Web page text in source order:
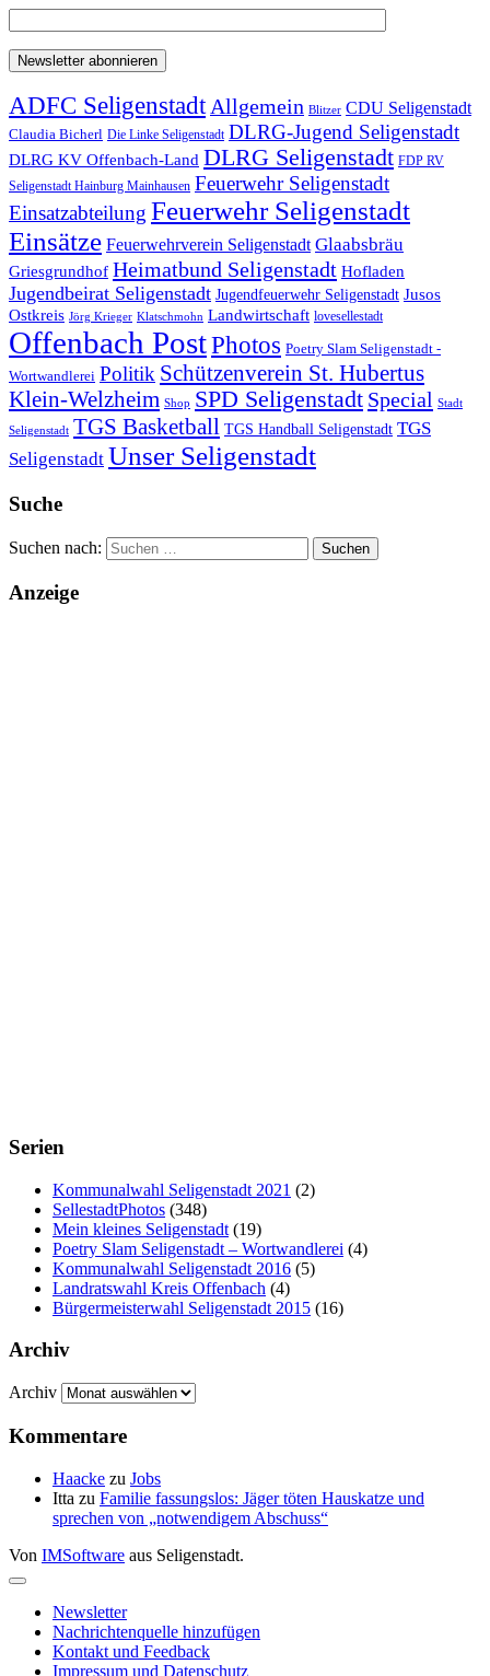
ADFC SeligenstadtAllgemein Blitzer CDU Seligenstadt
Claudia Bicherl Die Linke Seligenstadt DLRG-Jugend Seligenstadt
DLRG KV Offenbach-Land DLRG Seligenstadt FDP RV
Seligenstadt Hainburg Mainhausen Feuerwehr Seligenstadt
Einsatzabteilung Feuerwehr Seligenstadt
Einsätze Feuerwehrverein Seligenstadt Glaabsbräu
Griesgrundhof Heimatbund Seligenstadt Hofladen
Jugendbeirat Seligenstadt Jugendfeuerwehr Seligenstadt Jusos
Ostkreis Jörg Krieger Klatschmohn Landwirtschaft lovesellestadt
Offenbach PostPhotos Poetry Slam Seligenstadt -
Wortwandlerei Politik Schützenverein St. Hubertus
Klein-Welzheim Shop SPD Seligenstadt Special Stadt
Seligenstadt TGS Basketball TGS Handball Seligenstadt TGS
Seligenstadt Unser Seligenstadt
Suche
Suchen nach:
Anzeige
Serien
Kommunalwahl Seligenstadt 2021 (2)
SellestadtPhotos (348)
Mein kleines Seligenstadt (19)
Poetry Slam Seligenstadt – Wortwandlerei (4)
Kommunalwahl Seligenstadt 2016 (5)
Landratswahl Kreis Offenbach (4)
Bürgermeisterwahl Seligenstadt 2015 (16)
Archiv
Archiv
Kommentare
Haacke zu Jobs
Itta zu Familie fassungslos: Jäger töten Hauskatze und
sprechen von „notwendigem Abschuss“
Von IMSoftware aus Seligenstadt.
Newsletter
Nachrichtenquelle hinzufügen
Kontakt und Feedback
Impressum und Datenschutz